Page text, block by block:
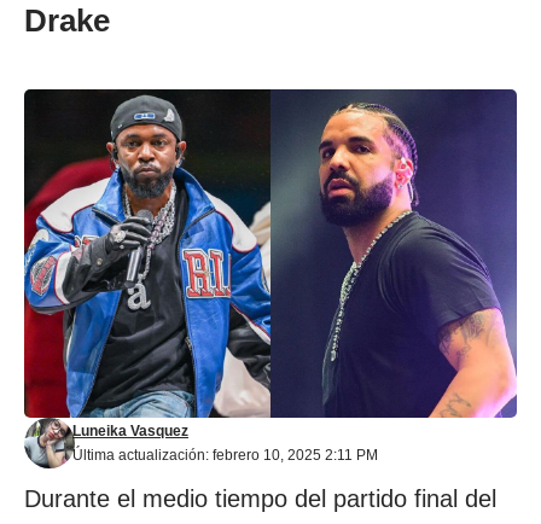
Drake
Última actualización: febrero 10, 2025 2:11 PM
Luneika Vasquez
Durante el medio tiempo del partido final del